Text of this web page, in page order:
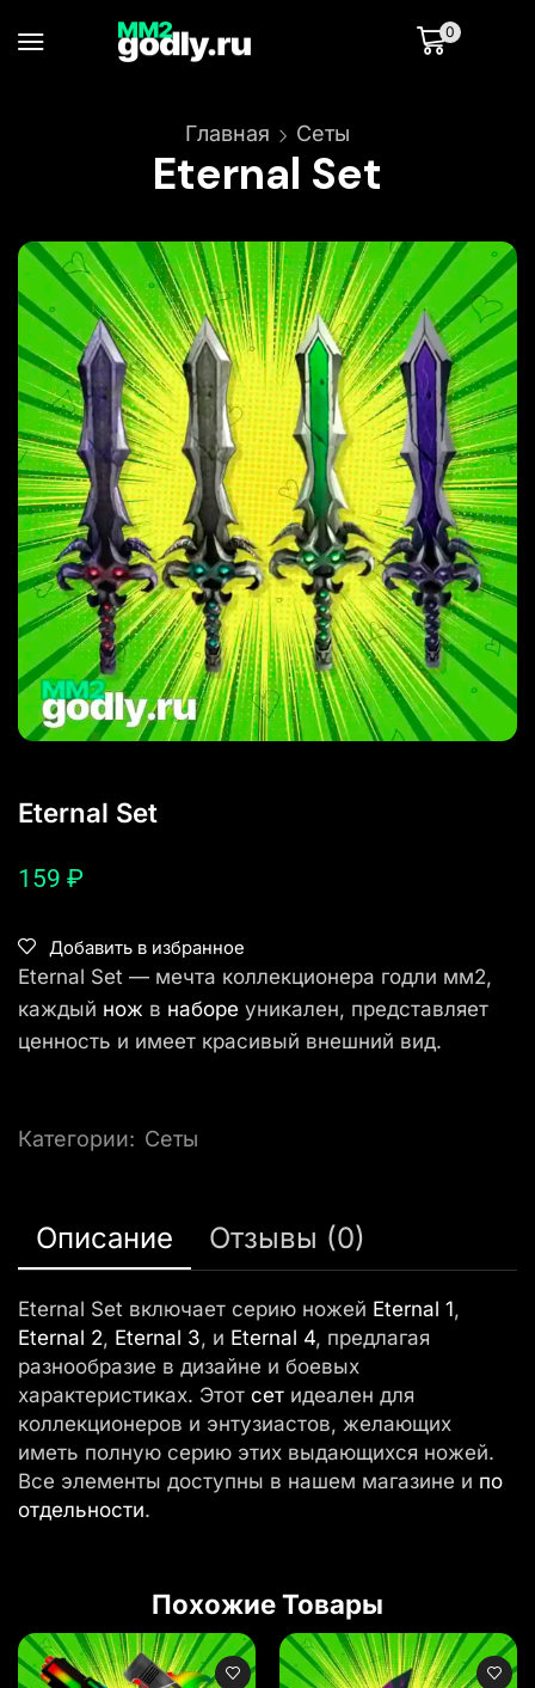
0
Главная Сеты
Eternal Set
Eternal Set
159 ₽
Добавить в избранное
Eternal Set — мечта коллекционера годли мм2,
каждый нож в наборе уникален, представляет
ценность и имеет красивый внешний вид.
Категории: Сеты
Описание Отзывы (0)
Eternal Set включает серию ножей Eternal 1,
Eternal 2, Eternal 3, и Eternal 4, предлагая
разнообразие в дизайне и боевых
характеристиках. Этот сет идеален для
коллекционеров и энтузиастов, желающих
иметь полную серию этих выдающихся ножей.
Все элементы доступны в нашем магазине и по
отдельности.
Похожие Товары